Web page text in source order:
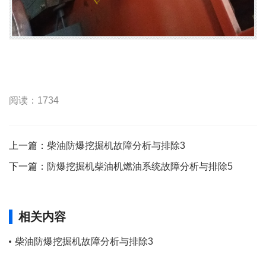
阅读：1734
上一篇： 柴油防爆挖掘机故障分析与排除3
下一篇： 防爆挖掘机柴油机燃油系统故障分析与排除5
相关内容
柴油防爆挖掘机故障分析与排除3